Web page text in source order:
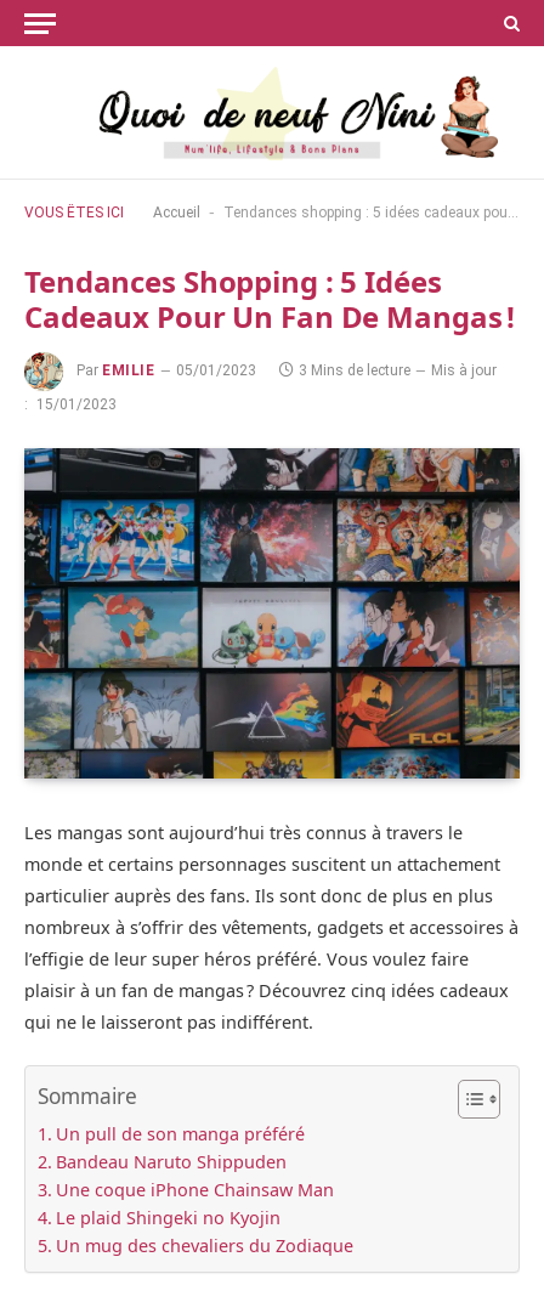
VOUS ÊTES ICI Accueil - Tendances shopping : 5 idées cadeaux pour un fan de mangas !
Tendances Shopping : 5 Idées
Cadeaux Pour Un Fan De Mangas !
Par EMILIE 05/01/2023 3 Mins de lecture
Mis à jour
:
15/01/2023
Les mangas sont aujourd’hui très connus à travers le
monde et certains personnages suscitent un attachement
particulier auprès des fans. Ils sont donc de plus en plus
nombreux à s’offrir des vêtements, gadgets et accessoires à
l’effigie de leur super héros préféré. Vous voulez faire
plaisir à un fan de mangas ? Découvrez cinq idées cadeaux
qui ne le laisseront pas indifférent.
Sommaire
Un pull de son manga préféré
Bandeau Naruto Shippuden
Une coque iPhone Chainsaw Man
Le plaid Shingeki no Kyojin
Un mug des chevaliers du Zodiaque